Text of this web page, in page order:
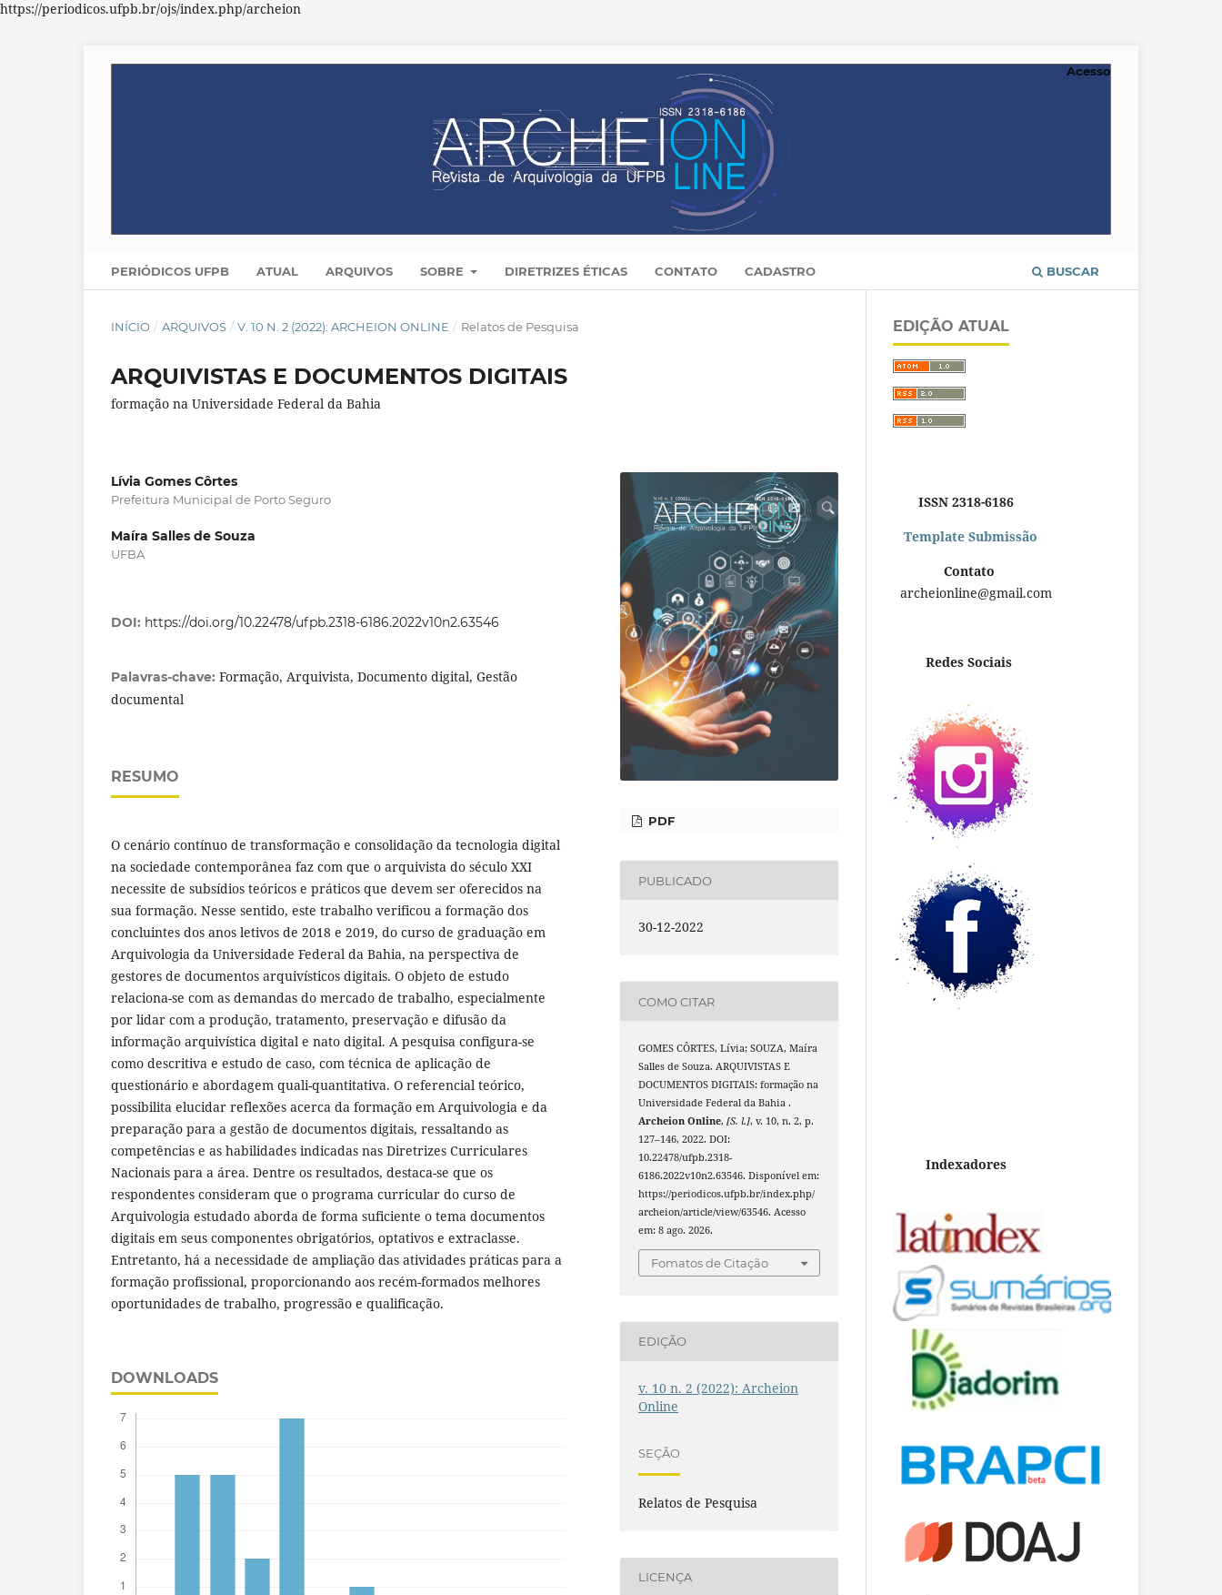
https://periodicos.ufpb.br/ojs/index.php/archeion
PERIÓDICOS UFPB ATUAL ARQUIVOS SOBRE DIRETRIZES ÉTICAS CONTATO CADASTRO BUSCAR
Acesso
INÍCIO / ARQUIVOS / V. 10 N. 2 (2022): ARCHEION ONLINE / Relatos de Pesquisa
ARQUIVISTAS E DOCUMENTOS DIGITAIS
formação na Universidade Federal da Bahia
Lívia Gomes Côrtes
Prefeitura Municipal de Porto Seguro
Maíra Salles de Souza
UFBA
DOI: https://doi.org/10.22478/ufpb.2318-6186.2022v10n2.63546
Palavras-chave: Formação, Arquivista, Documento digital, Gestão
documental
RESUMO
O cenário contínuo de transformação e consolidação da tecnologia digital
na sociedade contemporânea faz com que o arquivista do século XXI
necessite de subsídios teóricos e práticos que devem ser oferecidos na
sua formação. Nesse sentido, este trabalho verificou a formação dos
concluintes dos anos letivos de 2018 e 2019, do curso de graduação em
Arquivologia da Universidade Federal da Bahia, na perspectiva de
gestores de documentos arquivísticos digitais. O objeto de estudo
relaciona-se com as demandas do mercado de trabalho, especialmente
por lidar com a produção, tratamento, preservação e difusão da
informação arquivística digital e nato digital. A pesquisa configura-se
como descritiva e estudo de caso, com técnica de aplicação de
questionário e abordagem quali-quantitativa. O referencial teórico,
possibilita elucidar reflexões acerca da formação em Arquivologia e da
preparação para a gestão de documentos digitais, ressaltando as
competências e as habilidades indicadas nas Diretrizes Curriculares
Nacionais para a área. Dentre os resultados, destaca-se que os
respondentes consideram que o programa curricular do curso de
Arquivologia estudado aborda de forma suficiente o tema documentos
digitais em seus componentes obrigatórios, optativos e extraclasse.
Entretanto, há a necessidade de ampliação das atividades práticas para a
formação profissional, proporcionando aos recém-formados melhores
oportunidades de trabalho, progressão e qualificação.
DOWNLOADS
PDF
PUBLICADO
30-12-2022
COMO CITAR
GOMES CÔRTES, Lívia; SOUZA, Maíra
Salles de Souza. ARQUIVISTAS E
DOCUMENTOS DIGITAIS: formação na
Universidade Federal da Bahia .
Archeion Online,[S. l.], v. 10, n. 2, p.
127–146, 2022. DOI:
10.22478/ufpb.2318-
6186.2022v10n2.63546. Disponível em:
https://periodicos.ufpb.br/index.php/
archeion/article/view/63546. Acesso
em: 8 ago. 2026.
Fomatos de Citação
EDIÇÃO
v. 10 n. 2 (2022): Archeion
Online
SEÇÃO
Relatos de Pesquisa
LICENÇA
EDIÇÃO ATUAL
ISSN 2318-6186
Template Submissão
Contato
archeionline@gmail.com
Redes Sociais
Indexadores